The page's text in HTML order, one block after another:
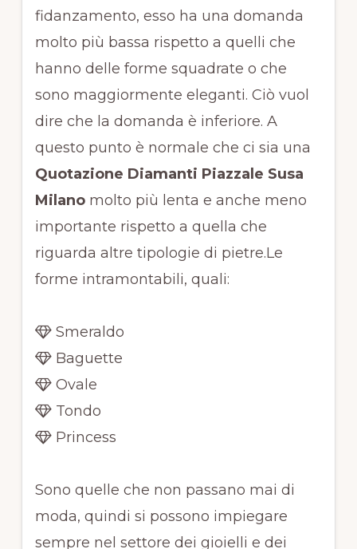
fidanzamento, esso ha una domanda
molto più bassa rispetto a quelli che
hanno delle forme squadrate o che
sono maggiormente eleganti. Ciò vuol
dire che la domanda è inferiore. A
questo punto è normale che ci sia una
Quotazione Diamanti Piazzale Susa
Milanomolto più lenta e anche meno
importante rispetto a quella che
riguarda altre tipologie di pietre.Le
forme intramontabili, quali:
Smeraldo
Baguette
Ovale
Tondo
Princess
Sono quelle che non passano mai di
moda, quindi si possono impiegare
sempre nel settore dei gioielli e dei